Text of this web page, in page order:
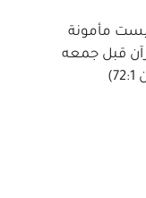
مأمونة
قبل جمعه